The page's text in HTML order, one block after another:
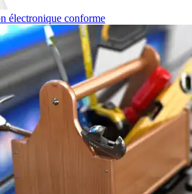
électronique conforme